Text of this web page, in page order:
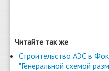
Читайте так же
Строительство АЭС в
"Генеральной схемой